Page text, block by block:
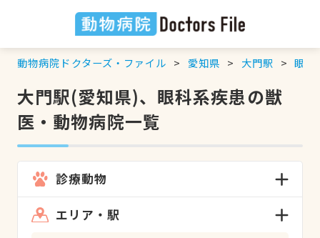
動物病院ドクターズ・ファイル 愛知県 大門駅 眼科
大門駅(愛知県)、眼科系疾患の獣
医・動物病院一覧
診療動物
エリア・駅